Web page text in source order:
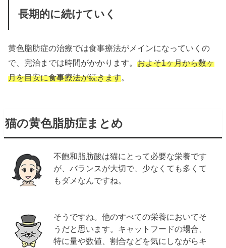
長期的に続けていく
黄色脂肪症の治療では食事療法がメインになっていくの
で、完治までは時間がかかります。およそ1ヶ月から数ヶ
月を目安に食事療法が続きます。
猫の黄色脂肪症まとめ
不飽和脂肪酸は猫にとって必要な栄養です
が、バランスが大切で、少なくても多くて
もダメなんですね。
そうですね。他のすべての栄養においてそ
うだと思います。キャットフードの場合、
特に量や数値、割合などを気にしながらキ